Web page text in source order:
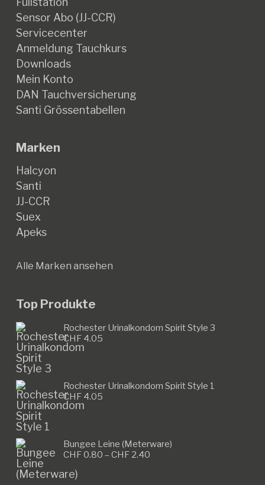
Sensor Abo (JJ-CCR)
Servicecenter
Anmeldung Tauchkurs
Downloads
Mein Konto
DAN Tauchversicherung
Santi Grössentabellen
Marken
Halcyon
Santi
JJ-CCR
Suex
Apeks
Alle Marken ansehen
Top Produkte
Rochester Urinalkondom Spirit Style 3
CHF4.05
Rochester Urinalkondom Spirit Style 1
CHF4.05
Bungee Leine (Meterware)
CHF0.80 – CHF2.40Preisspanne: